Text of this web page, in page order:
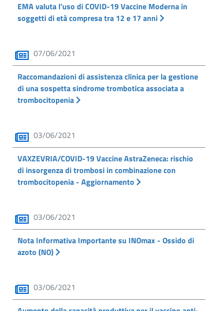
EMA valuta l’uso di COVID-19 Vaccine Moderna in
soggetti di età compresa tra 12 e 17 anni
07/06/2021
Raccomandazioni di assistenza clinica per la gestione
di una sospetta sindrome trombotica associata a
trombocitopenia
03/06/2021
VAXZEVRIA/COVID-19 Vaccine AstraZeneca: rischio
di insorgenza di trombosi in combinazione con
trombocitopenia - Aggiornamento
03/06/2021
Nota Informativa Importante su INOmax - Ossido di
azoto (NO)
03/06/2021